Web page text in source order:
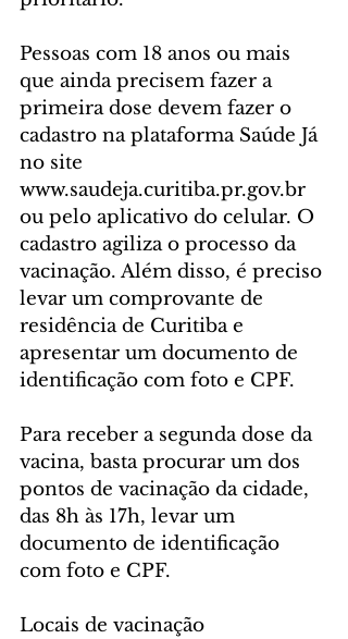
Pessoas com 18 anos ou mais
que ainda precisem fazer a
primeira dose devem fazer o
cadastro na plataforma Saúde Já
no site
www.saudeja.curitiba.pr.gov.br
ou pelo aplicativo do celular. O
cadastro agiliza o processo da
vacinação. Além disso, é preciso
levar um comprovante de
residência de Curitiba e
apresentar um documento de
identificação com foto e CPF.
Para receber a segunda dose da
vacina, basta procurar um dos
pontos de vacinação da cidade,
das 8h às 17h, levar um
documento de identificação
com foto e CPF.
Locais de vacinação